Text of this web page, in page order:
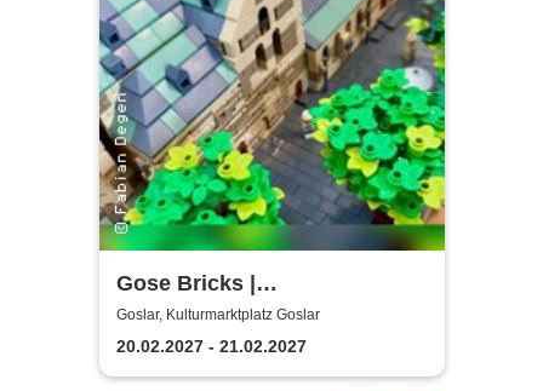
Gose Bricks |
Kulturmarktplatz Goslar
Goslar, Kulturmarktplatz Goslar
20.02.2027 - 21.02.2027